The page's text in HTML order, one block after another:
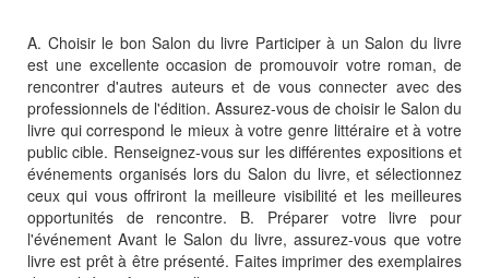
A. Choisir le bon Salon du livre Participer à un Salon du livre
est une excellente occasion de promouvoir votre roman, de
rencontrer d'autres auteurs et de vous connecter avec des
professionnels de l'édition. Assurez-vous de choisir le Salon du
livre qui correspond le mieux à votre genre littéraire et à votre
public cible. Renseignez-vous sur les différentes expositions et
événements organisés lors du Salon du livre, et sélectionnez
ceux qui vous offriront la meilleure visibilité et les meilleures
opportunités de rencontre. B. Préparer votre livre pour
l'événement Avant le Salon du livre, assurez-vous que votre
livre est prêt à être présenté. Faites imprimer des exemplaires